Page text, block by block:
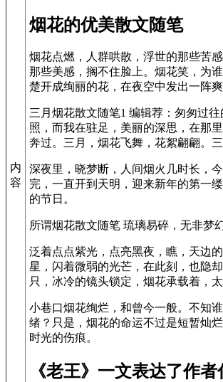
内
容
烟花的优美散文随笔
烟花点燃，人群哄散，浮世的那些苦
那些美感，搁不住脸上。烟花笑，为
楚开成绚丽的花，在夜空中发出一阵
三月烟花散文随笔1 编辑荐：匆匆过
照，而我在驻足，美丽的深思，在那
奔过。三月，烟花飞舞，花絮翩翩。
深夜里，晓梦断，人间烟火几时长，
完，一直开到天明，迎来新年的第一
的节日。
所谓烟花散文随笔 琉璃易碎，无非梦
泛着点点紫光，点亮黑夜，瞧，天边
星，闪着微弱的光芒，在此刻，也隐
只，冰冷的镜头锁定，烟花承载着，太
小巷口烟花绚烂，和曾今一般。不知
绪？只是，烟花的命运不过是短暂灿
时光的伤痕。
《老王》一文表达了作